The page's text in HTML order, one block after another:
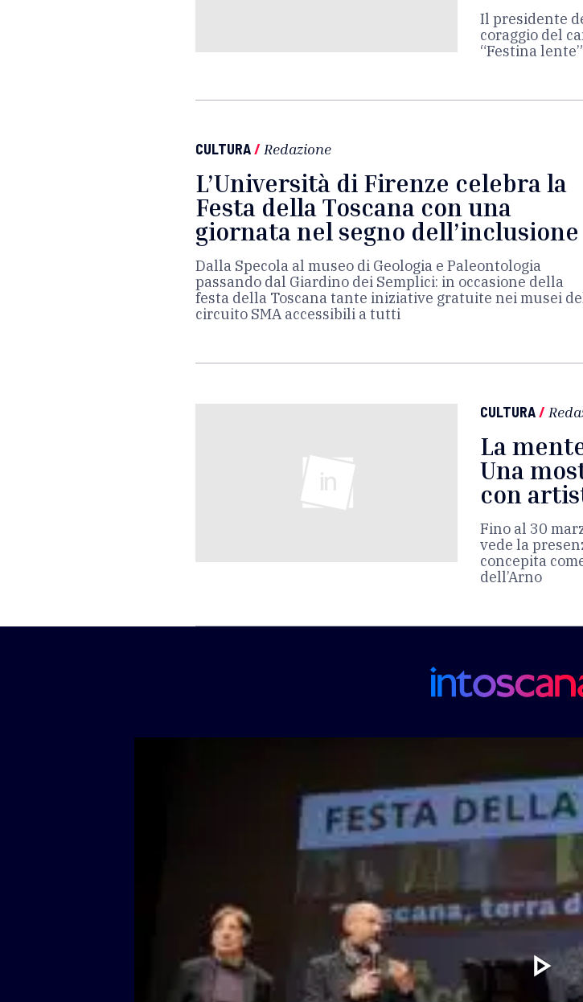
Il presidente
coraggio del
“Festina
CULTURA/ Redazione
L’Università di Firenze celebra la
Festa della Toscana con una
giornata nel segno dell’inclusione
Dalla Specola al museo di Geologia e Paleontologia
passando dal Giardino dei Semplici: in occasione della
festa della Toscana tante iniziative gratuite nei musei
circuito SMA accessibili a tutti
CULTURA/
La
Una
con
Fino al 30
vede la
concepita
dell’Arno